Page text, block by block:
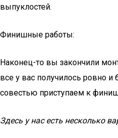
выпуклостей.
Финишные работы:
Наконец-то вы закончили
все у вас получилось ровно и
совестью приступаем к
Здесь у нас есть несколько